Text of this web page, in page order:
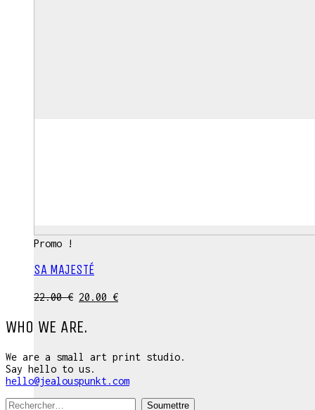
Promo !
SA MAJESTÉ
22.00€ Le
initial
était :
20.00 €Le
WHO WE ARE.
We are a small art print studio.
Say hello to us.
hello@jealouspunkt.com
Recherche: